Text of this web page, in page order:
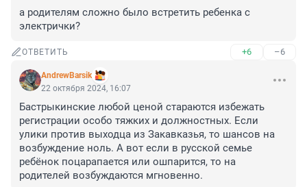
а родителям сложно было встретить ребенка с
электрички?
ОТВЕТИТЬ +6 –6
AndrewBarsik
22 октября 2024, 16:07
Бастрыкинские любой ценой стараются избежать
регистрации особо тяжких и должностных. Если
улики против выходца из Закавказья, то шансов на
возбуждение ноль. А вот если в русской семье
ребёнок поцарапается или ошпарится, то на
родителей возбуждаются мгновенно.